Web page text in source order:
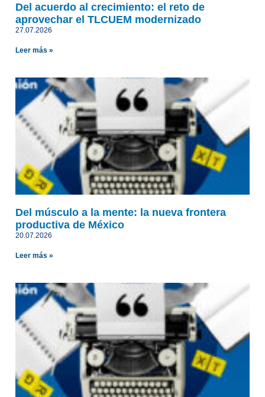
Del acuerdo al crecimiento: el reto de
aprovechar el TLCUEM modernizado
27.07.2026
Leer más »
Del músculo a la mente: la nueva frontera
productiva de México
20.07.2026
Leer más »